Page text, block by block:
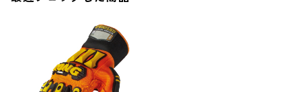
BEHRENS